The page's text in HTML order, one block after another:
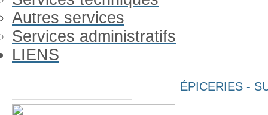
Autres services
Services administratifs
LIENS
ÉPICERIES -